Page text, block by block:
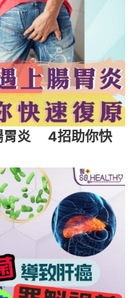
胃炎 4招助你快